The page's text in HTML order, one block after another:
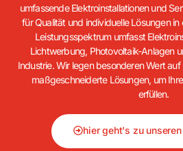
umfassende Elektroinstallationen und
für Qualität und individuelle Lösungen
Leistungsspektrum umfasst
Lichtwerbung, Photovoltaik-Anlagen
Industrie. Wir legen besonderen Wert
maßgeschneiderte Lösungen, um
erfüllen.
hier geht's zu